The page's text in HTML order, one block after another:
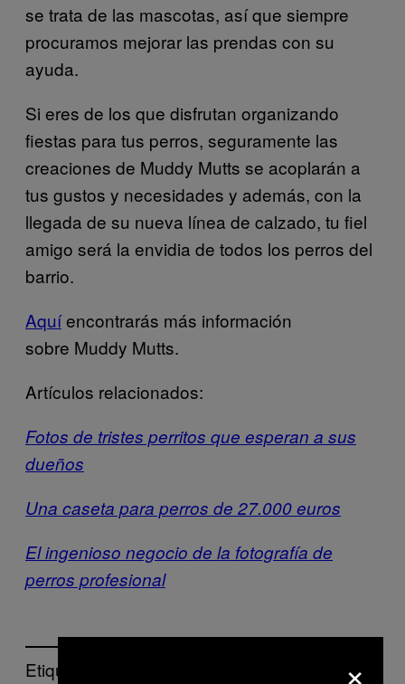
se trata de las mascotas, así que siempre
procuramos mejorar las prendas con su
ayuda.
Si eres de los que disfrutan organizando
fiestas para tus perros, seguramente las
creaciones de Muddy Mutts se acoplarán a
tus gustos y necesidades y además, con la
llegada de su nueva línea de calzado, tu fiel
amigo será la envidia de todos los perros del
barrio.
Aquíencontrarás más información
sobre Muddy Mutts.
Artículos relacionados:
Fotos de tristes perritos que esperan a sus
dueños
Una caseta para perros de 27.000 euros
El ingenioso negocio de la fotografía de
perros profesional
Etiquetado: ×